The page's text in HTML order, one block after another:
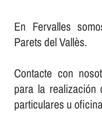
En Fervalles
Parets del Vallès.
Contacte con
para la realización
particulares u